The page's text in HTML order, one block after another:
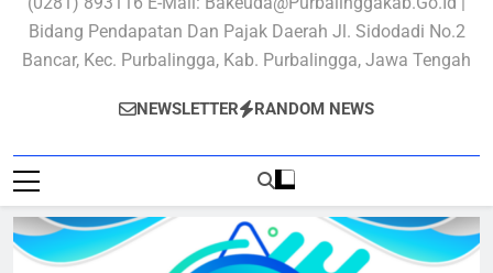
Bidang Pendapatan Dan Pajak Daerah Jl. Sidodadi No.2
Bancar, Kec. Purbalingga, Kab. Purbalingga, Jawa Tengah
NEWSLETTER RANDOM NEWS